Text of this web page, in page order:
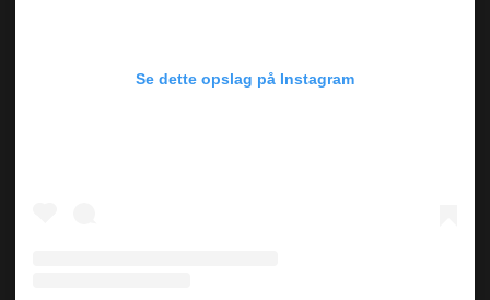
Se dette opslag på Instagram